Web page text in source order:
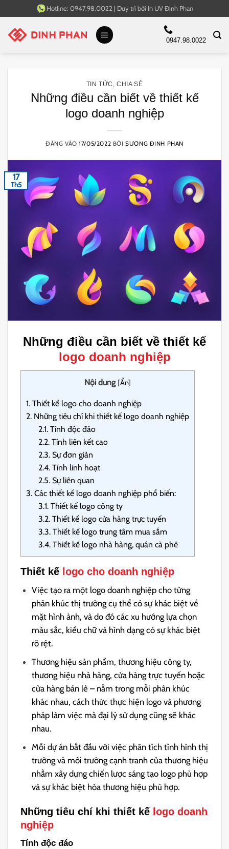
qua
nội
Hotline: 0947.98.0022 | Duy trì bởi In UV Đinh Phan
0947.98.0022
TIN TỨC ,CHIA SẺ
Những điều cần biết về thiết kế
logo doanh nghiệp
ĐĂNG VÀO17/05/2022 BỞISƯƠNG ĐINH PHAN
17
Th5
Những điều cần biết về thiết kế
logo doanh nghiệp
Nội dung [Ẩn]
1. Thiết kế logo cho doanh nghiệp
2. Những tiêu chí khi thiết kế logo doanh nghiệp
2.1. Tính độc đáo
2.2. Tính liên kết cao
2.3. Sự đơn giản
2.4. Tính linh hoạt
2.5. Sự liên quan
3. Các thiết kế logo doanh nghiệp phổ biến:
3.1. Thiết kế logo công ty
3.2. Thiết kế logo cửa hàng trực tuyến
3.3. Thiết kế logo trung tâm mua sắm
3.4. Thiết kế logo nhà hàng, quán cà phê
Thiết kế logo cho doanh nghiệp
Việc tạo ra một logo doanh nghiệp cho từng
phân khúc thị trường cụ thể có sự khác biệt về
mặt hình ảnh, và do đó các xu hướng lựa chọn
màu sắc, kiểu chữ và hình dạng có sự khác biệt
rõ rệt.
Thương hiệu sản phẩm, thương hiệu công ty,
thương hiệu nhà hàng, cửa hàng trực tuyến hoặc
cửa hàng bán lẻ – nằm trong mỗi phân khúc
khác nhau, cách thức thực hiện logo và phương
pháp làm việc mà đại lý sử dụng cũng sẽ khác
nhau.
Mỗi dự án bắt đầu với việc phân tích tình hình thị
trường và môi trường cạnh tranh của thương hiệu
nhằm xây dựng chiến lược sáng tạo logo phù hợp
và sự khác biệt hóa thương hiệu phù hợp.
Những tiêu chí khi thiết kế logo doanh
nghiệp
Tính độc đáo